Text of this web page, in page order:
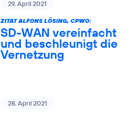
29. April 2021
ZITAT ALFONS LÖSING, CPWO:
SD-WAN vereinfacht
und beschleunigt die
Vernetzung
28. April 2021